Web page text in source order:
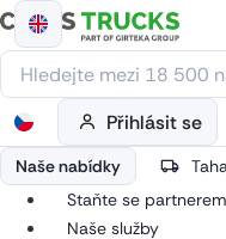
Přejít
obsahu
Přihlásit se
Naše nabídky
Staňte se partnerem
Naše služby